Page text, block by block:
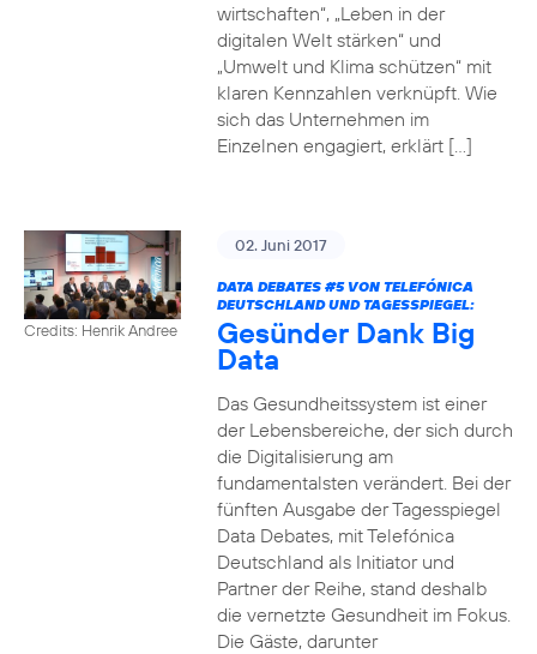
wirtschaften“, „Leben in der
digitalen Welt stärken“ und
„Umwelt und Klima schützen“ mit
klaren Kennzahlen verknüpft. Wie
sich das Unternehmen im
Einzelnen engagiert, erklärt […]
Credits: Henrik Andree
02. Juni 2017
DATA DEBATES #5VON TELEFÓNICA
DEUTSCHLAND UND TAGESSPIEGEL:
Gesünder Dank Big
Data
Das Gesundheitssystem ist einer
der Lebensbereiche, der sich durch
die Digitalisierung am
fundamentalsten verändert. Bei der
fünften Ausgabe der Tagesspiegel
Data Debates, mit Telefónica
Deutschland als Initiator und
Partner der Reihe, stand deshalb
die vernetzte Gesundheit im Fokus.
Die Gäste, darunter